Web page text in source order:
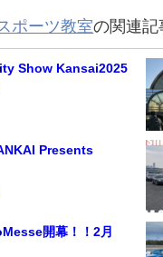
ポーツ教室の関連記
Show Kansai2025
Presents
開幕！！2月